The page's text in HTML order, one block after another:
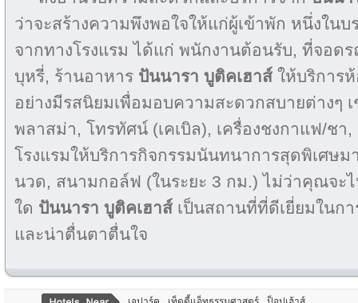
ว่าจะสร้างความพึงพอใจให้แก่ผู้เข้าพัก หนึ่งใน
จากทางโรงแรม ได้แก่ พนักงานต้อนรับ, ที่จอด
บุหรี่, ร้านอาหาร ปันนารา บูติคเฮาส์ ให้บริการ
อย่างมีรสนิยมเพื่อมอบความสะดวกสบายต่างๆ
พลาสม่า, โทรทัศน์ (เคเบิล), เครื่องชงกาแฟ/ช
โรงแรมให้บริการกิจกรรมนันทนาการสุดพิเศษม
นวด, สนามกอล์ฟ (ในระยะ 3 กม.) ไม่ว่าคุณจะ
ใด ปันนารา บูติคเฮาส์ เป็นสถานที่ที่ดีเยี่ยมในก
และน่าตื่นตาตื่นใจ